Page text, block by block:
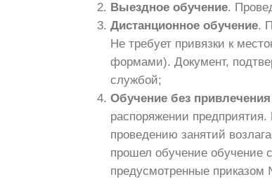
Выездное обучение.
Дистанционное обучение.
Не требует привязки к
формами). Документ,
службой;
Обучение без
распоряжении
проведению занятий
прошел обучение обучение
предусмотренные приказом